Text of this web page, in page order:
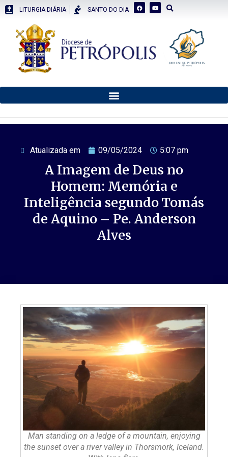
LITURGIA DIÁRIA SANTO DO DIA
Atualizada em 09/05/2024 5:07 pm
A Imagem de Deus no
Homem: Memória e
Inteligência segundo Tomás
de Aquino – Pe. Anderson
Alves
Man standing on a ledge of a mountain, enjoying
the sunset over a river valley in Thorsmork, Iceland.